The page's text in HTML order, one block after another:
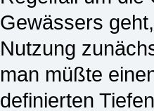
Gewässers
Nutzung
man müßte
definierten